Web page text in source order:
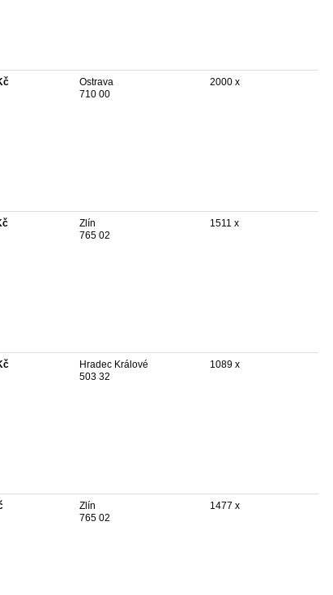
Ostrava
710 00
2000 x
Zlín
765 02
1511 x
Hradec Králové
503 32
1089 x
Zlín
765 02
1477 x